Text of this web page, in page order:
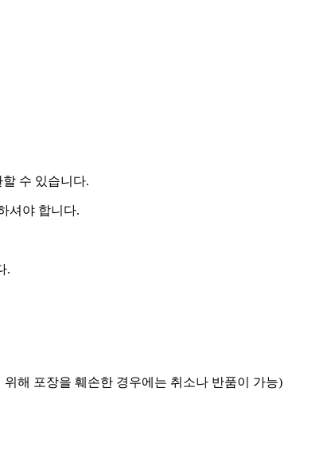
수 있습니다.
셔야 합니다.
.
해 포장을 훼손한 경우에는 취소나 반품이 가능)